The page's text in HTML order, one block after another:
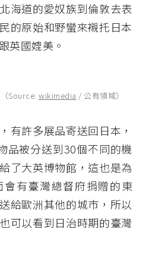
海道的愛奴族到倫敦去表
的原始和野蠻來襯托日本
英國媲美。
Source: wikimedia / 公有領域）
有許多展品寄送回日本，
品被分送到30個不同的機
了大英博物館，這也是為
有臺灣總督府捐贈的東
給歐洲其他的城市，所以
可以看到日治時期的臺灣